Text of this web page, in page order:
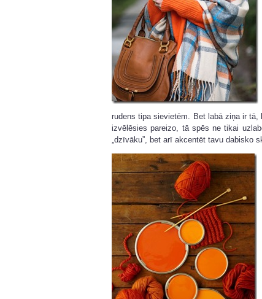
rudens tipa sievietēm. Bet labā ziņa ir
izvēlēsies pareizo, tā spēs ne tikai
„dzīvāku”, bet arī akcentēt tavu dabisko